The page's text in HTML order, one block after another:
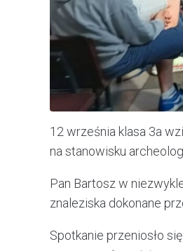
12 września klasa 3a
na stanowisku
Pan Bartosz w
znaleziska dokonane
Spotkanie przeniosło